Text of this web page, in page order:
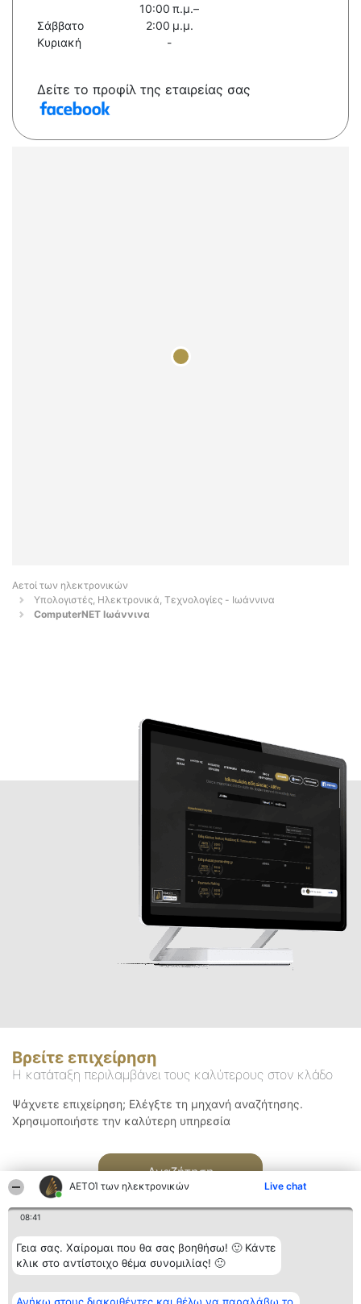
ΑΕΤΟΊ των ηλεκτρονικών Live chat
08:41
Γεια σας. Χαίρομαι που θα σας βοηθήσω! 🙂 Κάντε
κλικ στο αντίστοιχο θέμα συνομιλίας! 🙂
Σάββατο
10:00 π.μ.–
2:00 μ.μ.
Κυριακή
-
Δείτε το προφίλ της εταιρείας σας
Αετοί των ηλεκτρονικών
Υπολογιστές, Ηλεκτρονικά, Τεχνολογίες - Ιωάννινα
ComputerNET Ιωάννινα
Βρείτε επιχείρηση
Η κατάταξη περιλαμβάνει τους καλύτερους στον κλάδο
Ψάχνετε επιχείρηση; Ελέγξτε τη μηχανή αναζήτησης.
Χρησιμοποιήστε την καλύτερη υπηρεσία
Αναζήτηση
Διοργανωτής της
κατάταξης
Κατάταξη
Διακριθέντες
Επικοινωνία
Επικοινωνία